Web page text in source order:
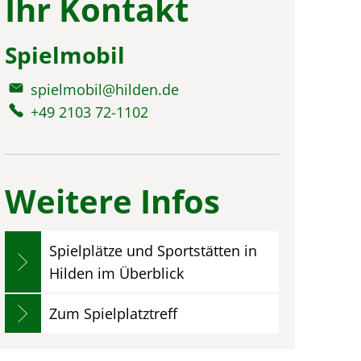
Ihr Kontakt
Spielmobil
spielmobil@hilden.de
+49 2103 72-1102
Weitere Infos
Spielplätze und Sportstätten in
Hilden im Überblick
Zum Spielplatztreff